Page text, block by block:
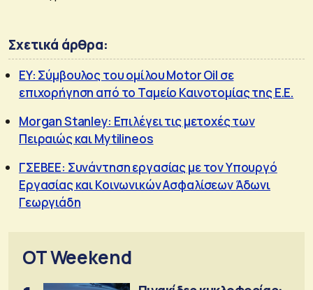
Σχετικά άρθρα:
EY: Σύμβουλος του ομίλου Motor Oil σε
επιχορήγηση από το Ταμείο Καινοτομίας της Ε.Ε.
Morgan Stanley: Επιλέγει τις μετοχές των
Πειραιώς και Mytilineos
ΓΣΕΒΕΕ: Συνάντηση εργασίας με τον Υπουργό
Εργασίας και Κοινωνικών Ασφαλίσεων Άδωνι
Γεωργιάδη
OT Weekend